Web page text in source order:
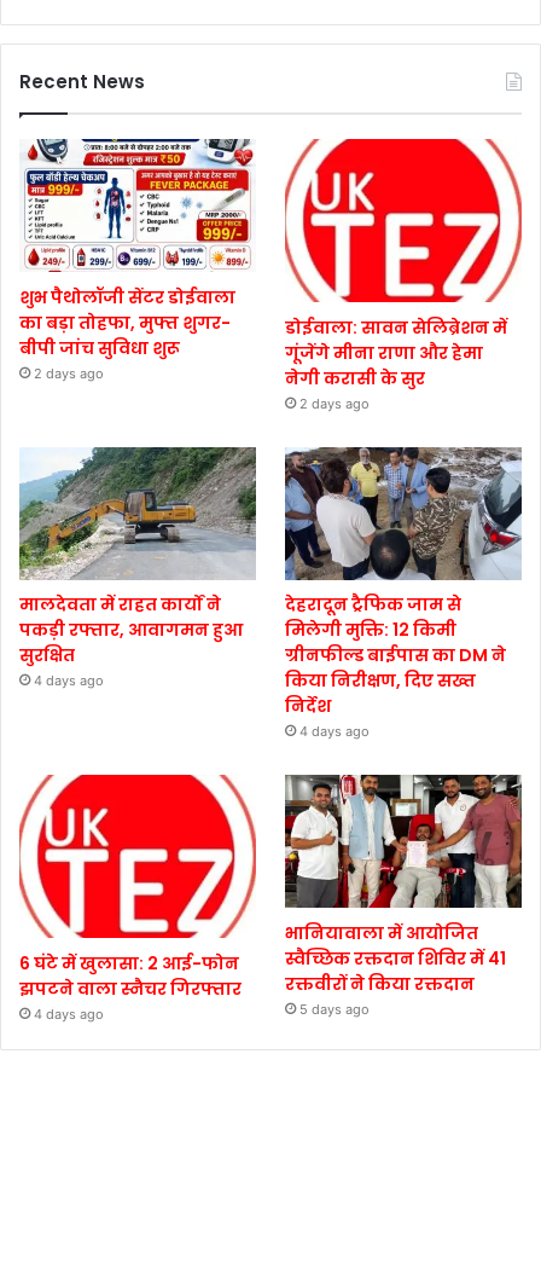
Recent News
शुभ पैथोलॉजी सेंटर डोईवाला
का बड़ा तोहफा, मुफ्त शुगर-
बीपी जांच सुविधा शुरू
2 days ago
डोईवाला: सावन सेलिब्रेशन में
गूंजेंगे मीना राणा और हेमा
नेगी करासी के सुर
2 days ago
मालदेवता में राहत कार्यों ने
पकड़ी रफ्तार, आवागमन हुआ
सुरक्षित
4 days ago
देहरादून ट्रैफिक जाम से
मिलेगी मुक्ति: 12 किमी
ग्रीनफील्ड बाईपास का DM ने
किया निरीक्षण, दिए सख्त
निर्देश
4 days ago
6 घंटे में खुलासा: 2 आई-फोन
झपटने वाला स्नैचर गिरफ्तार
4 days ago
भानियावाला में आयोजित
स्वैच्छिक रक्तदान शिविर में 41
रक्तवीरों ने किया रक्तदान
5 days ago